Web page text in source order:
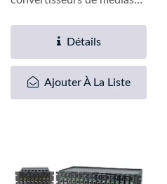
Détails
Ajouter À La Liste